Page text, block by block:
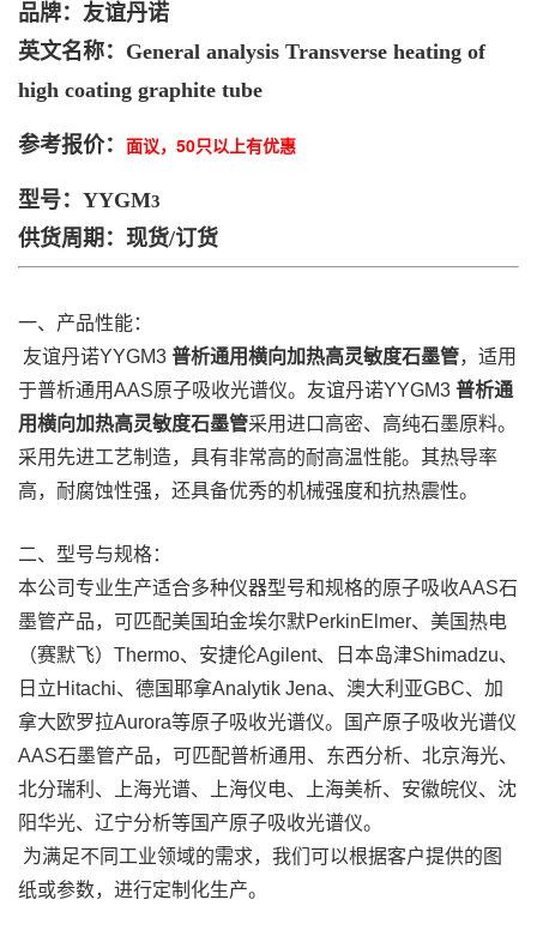
品牌：友谊丹诺
英文名称： General analysis Transverse heating of
high coating graphite tube
参考报价： 面议，50只以上有优惠
型号：YYGM3
供货周期：现货/订货
一、产品性能：
友谊丹诺YYGM3 普析通用横向加热高灵敏度石墨管，适用
于普析通用AAS原子吸收光谱仪。友谊丹诺YYGM3 普析通
用横向加热高灵敏度石墨管采用进口高密、高纯石墨原料。
采用先进工艺制造，具有非常高的耐高温性能。其热导率
高，耐腐蚀性强，还具备优秀的机械强度和抗热震性。
二、型号与规格：
本公司专业生产适合多种仪器型号和规格的原子吸收AAS石
墨管产品，可匹配美国珀金埃尔默PerkinElmer、美国热电
（赛默飞）Thermo、安捷伦Agilent、日本岛津Shimadzu、
日立Hitachi、德国耶拿Analytik Jena、澳大利亚GBC、加
拿大欧罗拉Aurora等原子吸收光谱仪。国产原子吸收光谱仪
AAS石墨管产品，可匹配普析通用、东西分析、北京海光、
北分瑞利、上海光谱、上海仪电、上海美析、安徽皖仪、沈
阳华光、辽宁分析等国产原子吸收光谱仪。
为满足不同工业领域的需求，我们可以根据客户提供的图
纸或参数，进行定制化生产。